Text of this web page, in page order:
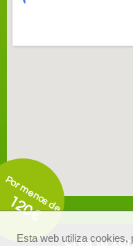
Por menos de
120€
Crea tu
Esta web utiliza cookies,